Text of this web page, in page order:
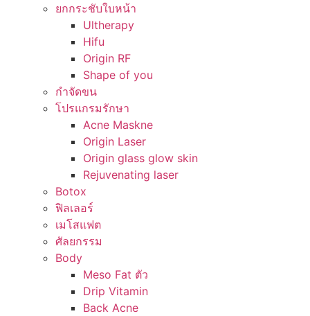
ยกกระชับใบหน้า
Ultherapy
Hifu
Origin RF
Shape of you
กำจัดขน
โปรแกรมรักษา
Acne Maskne
Origin Laser
Origin glass glow skin
Rejuvenating laser
Botox
ฟิลเลอร์
เมโสแฟต
ศัลยกรรม
Body
Meso Fat ตัว
Drip Vitamin
Back Acne